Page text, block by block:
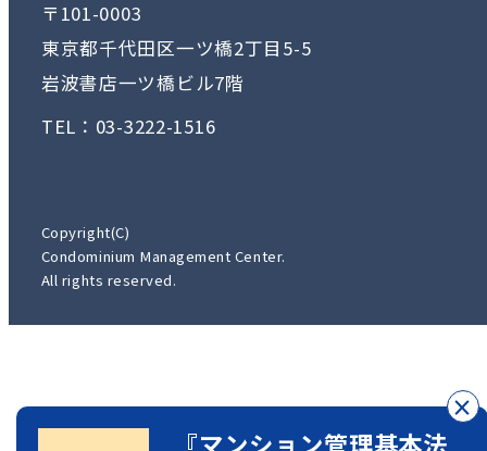
〒101-0003
東京都千代田区一ツ橋2丁目5-5
岩波書店一ツ橋ビル7階
TEL：03-3222-1516
Copyright(C)
Condominium Management Center.
All rights reserved.
『マンション管理基本法
×